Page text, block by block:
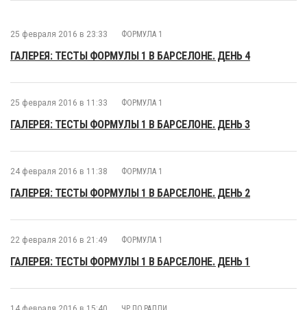
25 февраля 2016 в 23:33 ФОРМУЛА 1
ГАЛЕРЕЯ: ТЕСТЫ ФОРМУЛЫ 1 В БАРСЕЛОНЕ. ДЕНЬ 4
25 февраля 2016 в 11:33 ФОРМУЛА 1
ГАЛЕРЕЯ: ТЕСТЫ ФОРМУЛЫ 1 В БАРСЕЛОНЕ. ДЕНЬ 3
24 февраля 2016 в 11:38 ФОРМУЛА 1
ГАЛЕРЕЯ: ТЕСТЫ ФОРМУЛЫ 1 В БАРСЕЛОНЕ. ДЕНЬ 2
22 февраля 2016 в 21:49 ФОРМУЛА 1
ГАЛЕРЕЯ: ТЕСТЫ ФОРМУЛЫ 1 В БАРСЕЛОНЕ. ДЕНЬ 1